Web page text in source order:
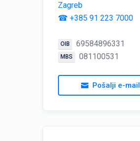
Zagreb
☎ +385 91 223 7000
OIB 69584896331
MBS 081100531
Pošalji e-mail